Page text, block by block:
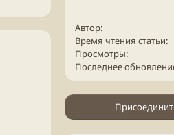
Автор
Время чтения статьи
Просмотры
Последнее